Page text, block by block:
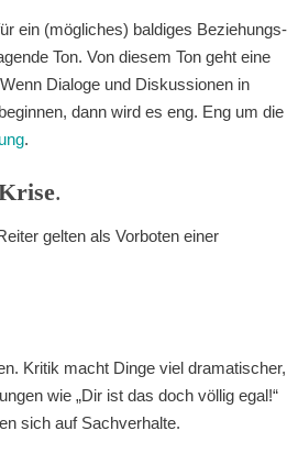
ein (mögliches) baldiges Beziehungs-
Ton. Von diesem Ton geht eine
Dialoge und Diskussionen in
dann wird es eng. Eng um die
.
.
gelten als Vorboten einer
Kritik macht Dinge viel dramatischer,
wie „Dir ist das doch völlig egal!“
sich auf Sachverhalte.